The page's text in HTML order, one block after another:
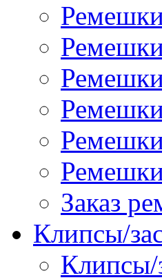
Заказ
Клипсы/
Клипсы/